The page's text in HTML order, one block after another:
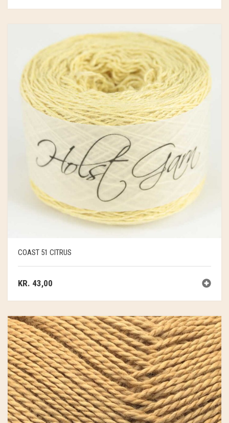
HARTGUT
IB LAURSEN
IBU JEWELS
KOUSTRUP & CO.
LÆSØ ULDSTUE
MADAM GRÆSKAR
SEA ART PHOTO
THY FRAGMENTER
THYA
TORDENVAND
ANDRE BRANDS
COAST 51 CITRUS
KR. 43,00